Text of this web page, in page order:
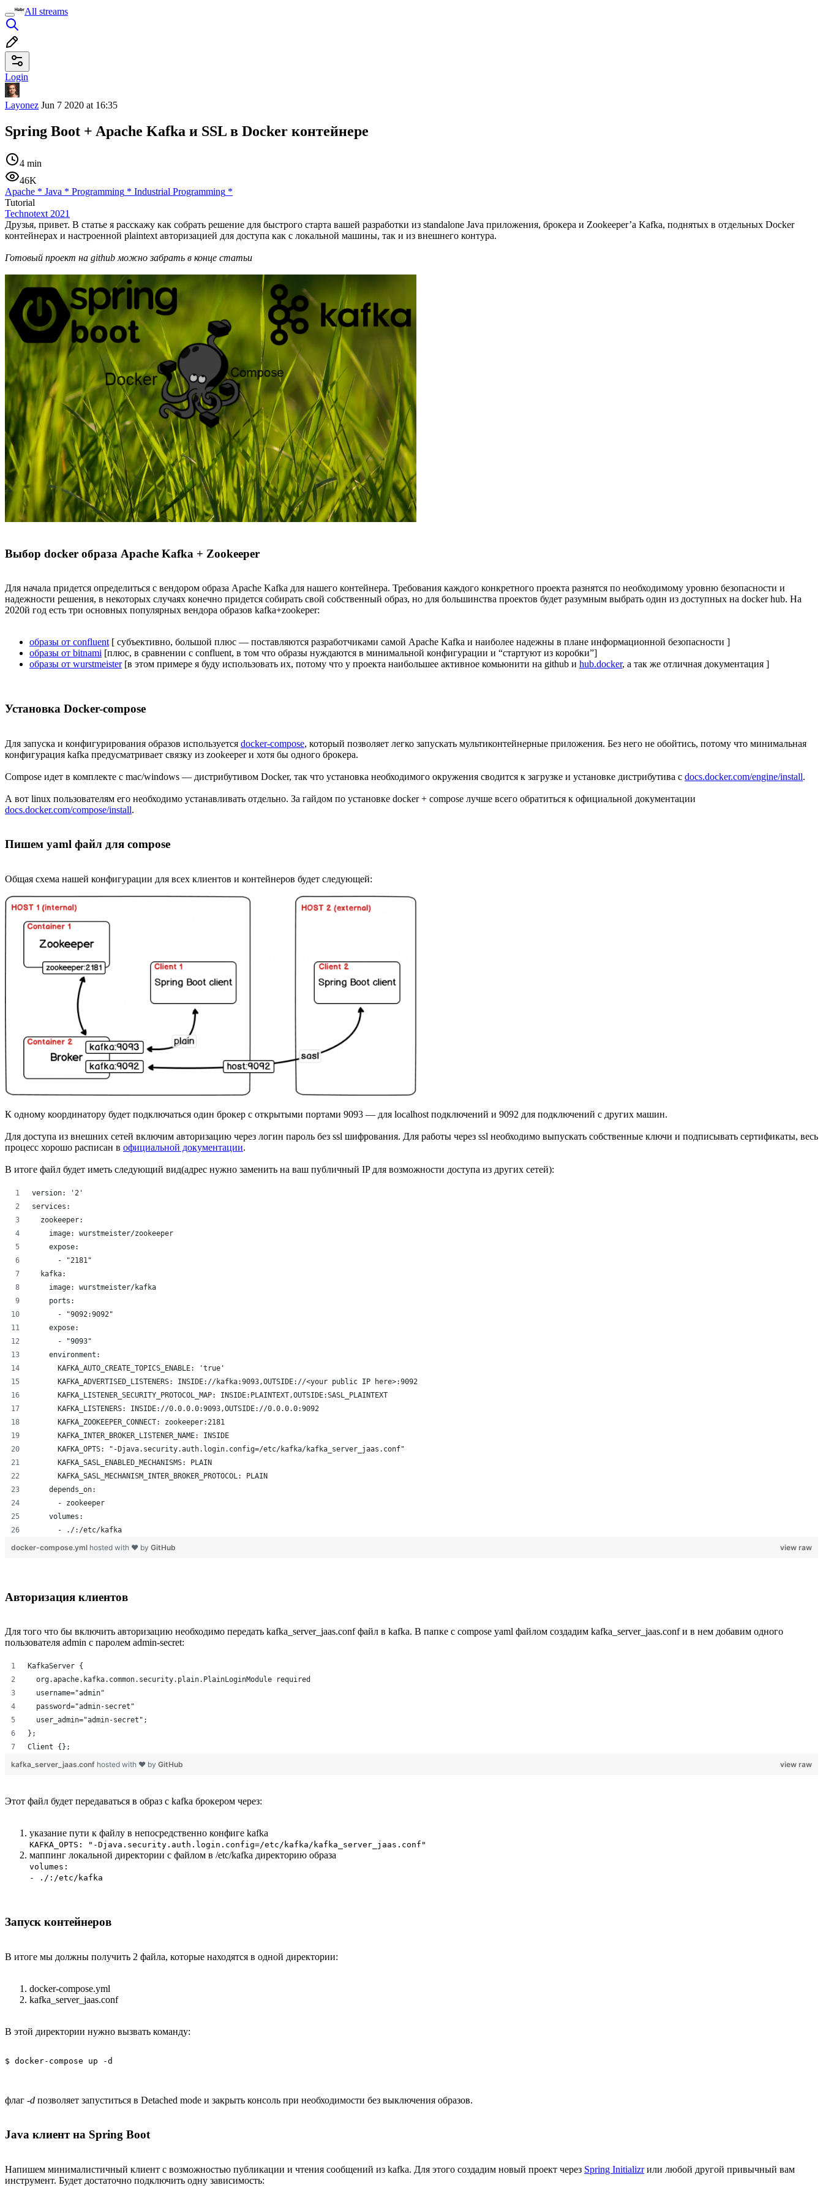
All streams
Login
Layonez Jun 7 2020 at 16:35
Spring Boot + Apache Kafka и SSL в Docker контейнере
4 min
46K
Apache * Java * Programming * Industrial Programming *
Tutorial
Technotext 2021
Друзья, привет. В статье я расскажу как собрать решение для быстрого старта вашей разработки из standalone Java приложения, брокера и Zookeeper’а Kafka, поднятых в отдельных Docker
контейнерах и настроенной plaintext авторизацией для доступа как с локальной машины, так и из внешнего контура.
Готовый проект на github можно забрать в конце статьи
Выбор docker образа Apache Kafka + Zookeeper
Для начала придется определиться с вендором образа Apache Kafka для нашего контейнера. Требования каждого конкретного проекта разнятся по необходимому уровню безопасности и
надежности решения, в некоторых случаях конечно придется собирать свой собственный образ, но для большинства проектов будет разумным выбрать один из доступных на docker hub. На
2020й год есть три основных популярных вендора образов kafka+zookeper:
oбразы от confluent [ субъективно, большой плюс — поставляются разработчиками самой Apache Kafka и наиболее надежны в плане информационной безопасности ]
образы от bitnami [плюс, в сравнении с confluent, в том что образы нуждаются в минимальной конфигурации и “стартуют из коробки”]
образы от wurstmeister[в этом примере я буду использовать их, потому что у проекта наибольшее активное комьюнити на github и hub.docker, а так же отличная документация ]
Установка Docker-compose
Для запуска и конфигурирования образов используется docker-compose, который позволяет легко запускать мультиконтейнерные приложения. Без него не обойтись, потому что минимальная
конфигурация kafka предусматривает связку из zookeeper и хотя бы одного брокера.
Сompose идет в комплекте с mac/windows — дистрибутивом Docker, так что установка необходимого окружения сводится к загрузке и установке дистрибутива с docs.docker.com/engine/install.
А вот linux пользователям его необходимо устанавливать отдельно. За гайдом по установке docker + compose лучше всего обратиться к официальной документации
docs.docker.com/compose/install.
Пишем yaml файл для compose
Общая схема нашей конфигурации для всех клиентов и контейнеров будет следующей:
К одному координатору будет подключаться один брокер с открытыми портами 9093 — для localhost подключений и 9092 для подключений с других машин.
Для доступа из внешних сетей включим авторизацию через логин пароль без ssl шифрования. Для работы через ssl необходимо выпускать собственные ключи и подписывать сертификаты, весь
процесс хорошо расписан в официальной документации.
В итоге файл будет иметь следующий вид(адрес нужно заменить на ваш публичный IP для возможности доступа из других сетей):
version: '2'
services:
  zookeeper:
    image: wurstmeister/zookeeper
    expose:
      - "2181"
  kafka:
    image: wurstmeister/kafka
    ports:
      - "9092:9092"
    expose:
      - "9093"
    environment:
      KAFKA_AUTO_CREATE_TOPICS_ENABLE: 'true'
      KAFKA_ADVERTISED_LISTENERS: INSIDE://kafka:9093,OUTSIDE://<your public IP here>:9092
      KAFKA_LISTENER_SECURITY_PROTOCOL_MAP: INSIDE:PLAINTEXT,OUTSIDE:SASL_PLAINTEXT
      KAFKA_LISTENERS: INSIDE://0.0.0.0:9093,OUTSIDE://0.0.0.0:9092
      KAFKA_ZOOKEEPER_CONNECT: zookeeper:2181
      KAFKA_INTER_BROKER_LISTENER_NAME: INSIDE
      KAFKA_OPTS: "-Djava.security.auth.login.config=/etc/kafka/kafka_server_jaas.conf"
      KAFKA_SASL_ENABLED_MECHANISMS: PLAIN
      KAFKA_SASL_MECHANISM_INTER_BROKER_PROTOCOL: PLAIN
    depends_on:
      - zookeeper
    volumes:
      - ./:/etc/kafka
view raw
docker-compose.yml hosted with ❤ by GitHub
Авторизация клиентов
Для того что бы включить авторизацию необходимо передать kafka_server_jaas.conf файл в kafka. В папке с compose yaml файлом создадим kafka_server_jaas.conf и в нем добавим одного
пользователя admin с паролем admin-secret:
KafkaServer {
  org.apache.kafka.common.security.plain.PlainLoginModule required
  username="admin"
  password="admin-secret"
  user_admin="admin-secret";
};
Client {};
view raw
kafka_server_jaas.conf hosted with ❤ by GitHub
Этот файл будет передаваться в образ с kafka брокером через:
указание пути к файлу в непосредственно конфиге kafka
KAFKA_OPTS: "-Djava.security.auth.login.config=/etc/kafka/kafka_server_jaas.conf"
маппинг локальной директории с файлом в /etc/kafka директорию образа
volumes:
- ./:/etc/kafka
Запуск контейнеров
В итоге мы должны получить 2 файла, которые находятся в одной директории:
docker-compose.yml
kafka_server_jaas.conf
В этой директории нужно вызвать команду:
$ docker-compose up -d
флаг -d позволяет запуститься в Detached mode и закрыть консоль при необходимости без выключения образов.
Java клиент на Spring Boot
Напишем минималистичный клиент с возможностью публикации и чтения сообщений из kafka. Для этого создадим новый проект через Spring Initializrили любой другой привычный вам
инструмент. Будет достаточно подключить одну зависимость: